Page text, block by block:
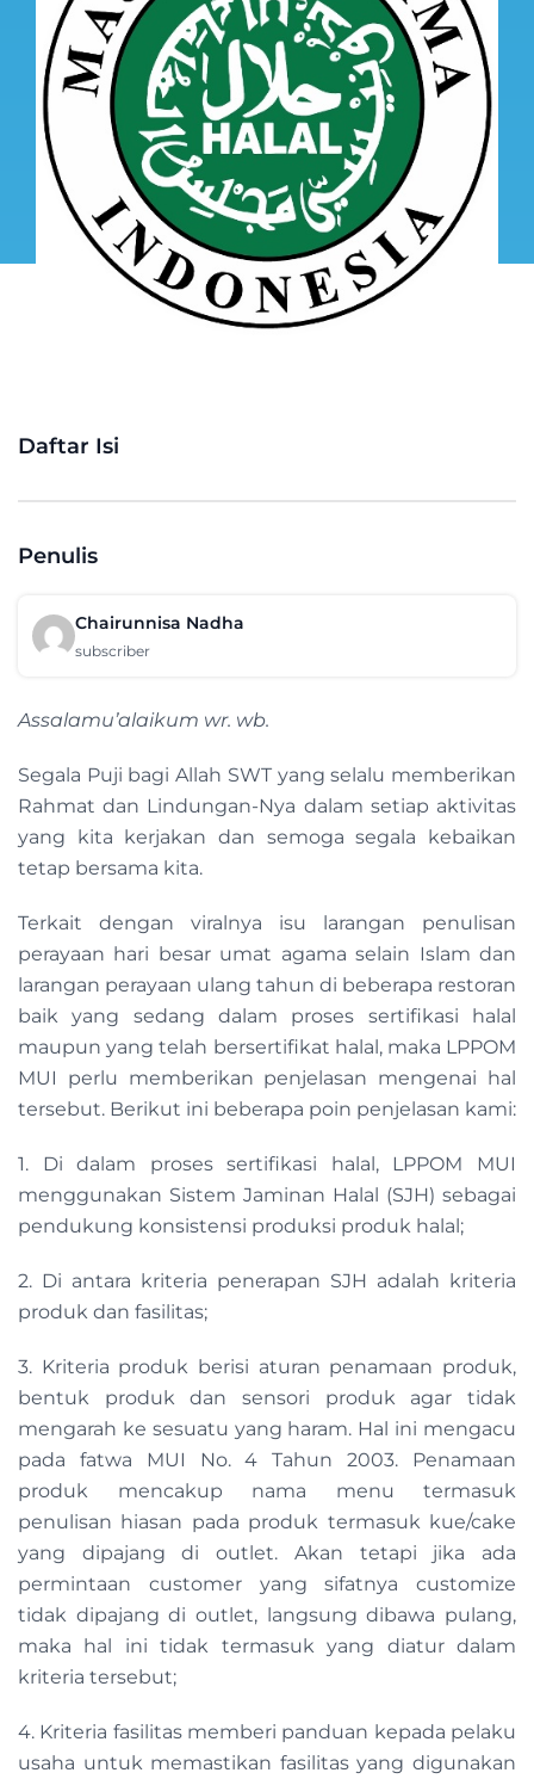
Daftar Isi
Penulis
Chairunnisa Nadha
subscriber
Assalamu’alaikum wr. wb.
Segala Puji bagi Allah SWT yang selalu memberikan
Rahmat dan Lindungan-Nya dalam setiap aktivitas
yang kita kerjakan dan semoga segala kebaikan
tetap bersama kita.
Terkait dengan viralnya isu larangan penulisan
perayaan hari besar umat agama selain Islam dan
larangan perayaan ulang tahun di beberapa restoran
baik yang sedang dalam proses sertifikasi halal
maupun yang telah bersertifikat halal, maka LPPOM
MUI perlu memberikan penjelasan mengenai hal
tersebut. Berikut ini beberapa poin penjelasan kami:
1. Di dalam proses sertifikasi halal, LPPOM MUI
menggunakan Sistem Jaminan Halal (SJH) sebagai
pendukung konsistensi produksi produk halal;
2. Di antara kriteria penerapan SJH adalah kriteria
produk dan fasilitas;
3. Kriteria produk berisi aturan penamaan produk,
bentuk produk dan sensori produk agar tidak
mengarah ke sesuatu yang haram. Hal ini mengacu
pada fatwa MUI No. 4 Tahun 2003. Penamaan
produk mencakup nama menu termasuk
penulisan hiasan pada produk termasuk kue/cake
yang dipajang di outlet. Akan tetapi jika ada
permintaan customer yang sifatnya customize
tidak dipajang di outlet, langsung dibawa pulang,
maka hal ini tidak termasuk yang diatur dalam
kriteria tersebut;
4. Kriteria fasilitas memberi panduan kepada pelaku
usaha untuk memastikan fasilitas yang digunakan